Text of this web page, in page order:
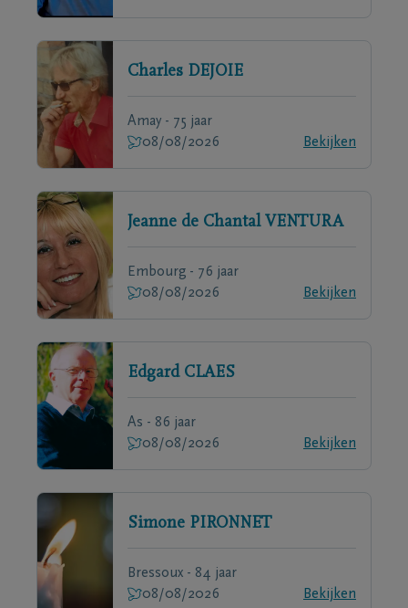
Charles DEJOIE
Amay - 75 jaar
08/08/2026
Bekijken
Jeanne de Chantal VENTURA
Embourg - 76 jaar
08/08/2026
Bekijken
Edgard CLAES
As - 86 jaar
08/08/2026
Bekijken
Simone PIRONNET
Bressoux - 84 jaar
08/08/2026
Bekijken